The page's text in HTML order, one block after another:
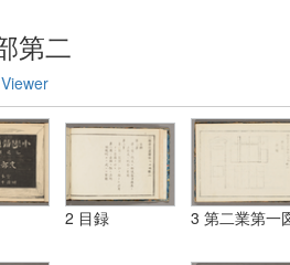
第二
Viewer
2 目録 3 第二業第一